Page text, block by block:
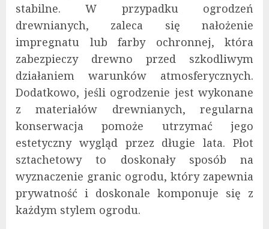
stabilne. W przypadku ogrodzeń
drewnianych, zaleca się nałożenie
impregnatu lub farby ochronnej, która
zabezpieczy drewno przed szkodliwym
działaniem warunków atmosferycznych.
Dodatkowo, jeśli ogrodzenie jest wykonane
z materiałów drewnianych, regularna
konserwacja pomoże utrzymać jego
estetyczny wygląd przez długie lata. Płot
sztachetowy to doskonały sposób na
wyznaczenie granic ogrodu, który zapewnia
prywatność i doskonale komponuje się z
każdym stylem ogrodu.